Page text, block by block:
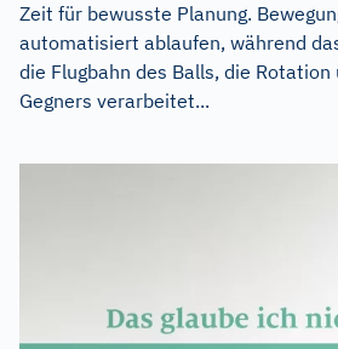
Zeit für bewusste Planung.
automatisiert ablaufen, während
die Flugbahn des Balls, die
Gegners verarbeitet...